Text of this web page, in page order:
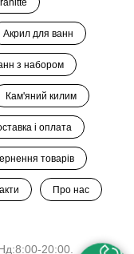
Акрил для ванн
з набором
Кам'яний килим
і оплата
товарів
Про нас
20:00.